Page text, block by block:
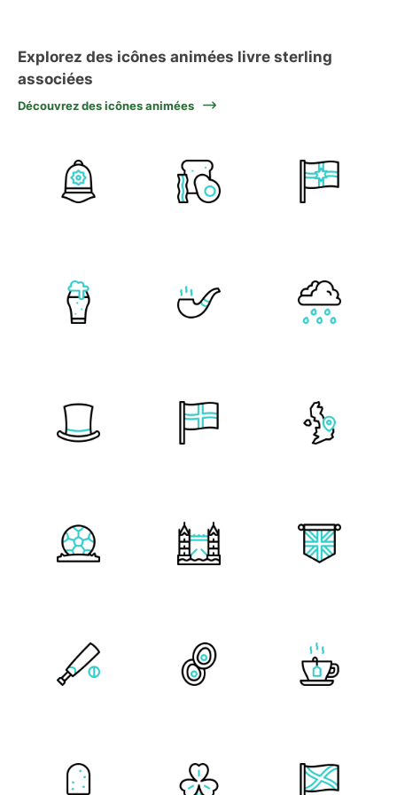
Explorez des icônes animées livre sterling
associées
Découvrez des icônes animées